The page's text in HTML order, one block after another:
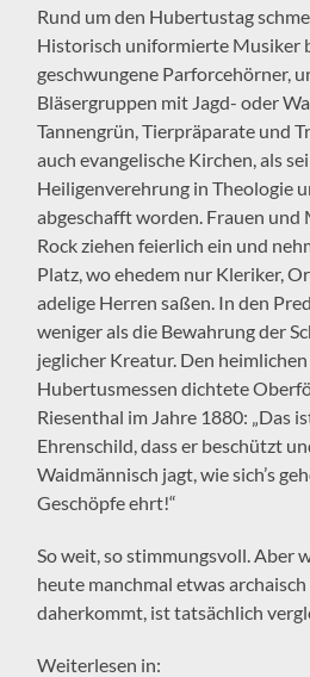
Rund um den Hubertustag
Historisch uniformierte Musiker
geschwungene Parforcehörner,
Bläsergruppen mit Jagd- oder
Tannengrün, Tierpräparate und
auch evangelische Kirchen, als
Heiligenverehrung in Theologie
abgeschafft worden. Frauen und
Rock ziehen feierlich ein und
Platz, wo ehedem nur Kleriker,
adelige Herren saßen. In den
weniger als die Bewahrung der
jeglicher Kreatur. Den
Hubertusmessen dichtete
Riesenthal im Jahre 1880: „Das
Ehrenschild, dass er beschützt
Waidmännisch jagt, wie sich’s
Geschöpfe ehrt!“
So weit, so stimmungsvoll. Aber
heute manchmal etwas
daherkommt, ist tatsächlich
Weiterlesen in: